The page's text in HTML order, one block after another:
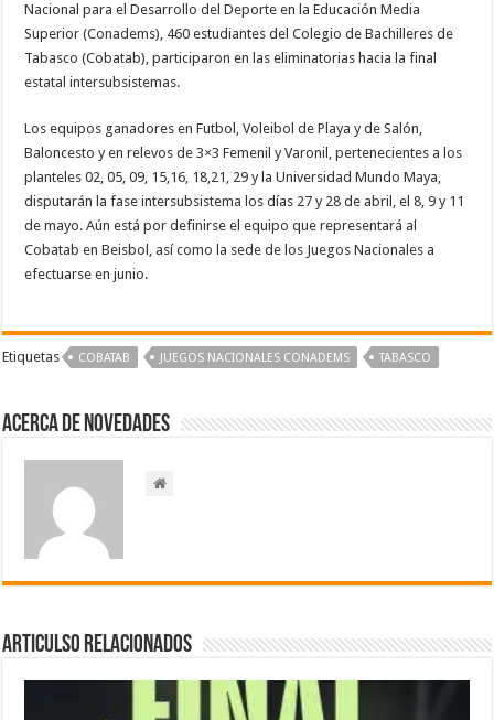
Nacional para el Desarrollo del Deporte en la Educación Media
Superior (Conadems), 460 estudiantes del Colegio de Bachilleres de
Tabasco (Cobatab), participaron en las eliminatorias hacia la final
estatal intersubsistemas.
Los equipos ganadores en Futbol, Voleibol de Playa y de Salón,
Baloncesto y en relevos de 3×3 Femenil y Varonil, pertenecientes a los
planteles 02, 05, 09, 15,16, 18,21, 29 y la Universidad Mundo Maya,
disputarán la fase intersubsistema los días 27 y 28 de abril, el 8, 9 y 11
de mayo. Aún está por definirse el equipo que representará al
Cobatab en Beisbol, así como la sede de los Juegos Nacionales a
efectuarse en junio.
Etiquetas COBATAB JUEGOS NACIONALES CONADEMS TABASCO
Acerca de NOVEDADES
Articulso Relacionados